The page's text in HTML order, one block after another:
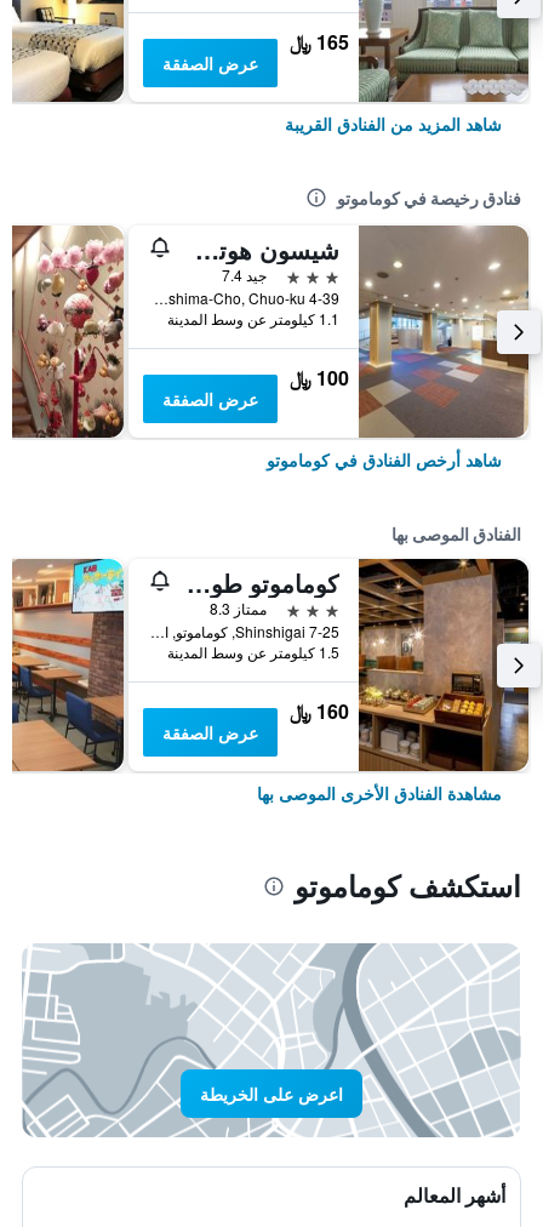
165 ﷼
عرض الصفقة
شاهد المزيد من الفنادق القريبة
فنادق رخيصة في كوماموتو
شيسون هوتل كوماموتو
3 نجوم
جيد 7.4
4-39 Karashima-Cho, Chuo-ku, كوماموتو, اليابان
1.1 كيلومتر عن وسط المدينة
100 ﷼
عرض الصفقة
شاهد أرخص الفنادق في كوماموتو
الفنادق الموصى بها
كوماموتو طوكيو راي هوتل
3 نجوم
ممتاز 8.3
7-25 Shinshigai, كوماموتو, اليابان
1.5 كيلومتر عن وسط المدينة
160 ﷼
عرض الصفقة
مشاهدة الفنادق الأخرى الموصى بها
استكشف كوماموتو
اعرض على الخريطة
أشهر المعالم